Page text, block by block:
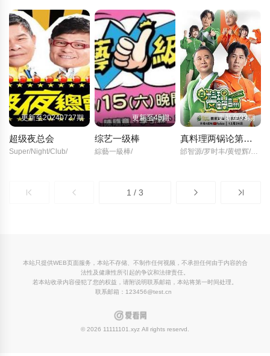
更新至20240727期
超级夜总会
Super/Night/Club/
更新至45期
综艺一级棒
綜藝一級棒/
更新至03期
真料理两锅论第二季
邰智源/罗时丰/黄镫辉/林柏昇/温妮/丘涵/
1 / 3
本站只提供WEB页面服务，本站不存储、不制作任何视频，不承担任何由于内容的合
法性及健康性所引起的争议和法律责任。
若本站收录内容侵犯了您的权益，请附说明联系邮箱，本站将第一时间处理。
联系邮箱：123456@test.cn
© 2026 11111101.xyz All rights reservd.